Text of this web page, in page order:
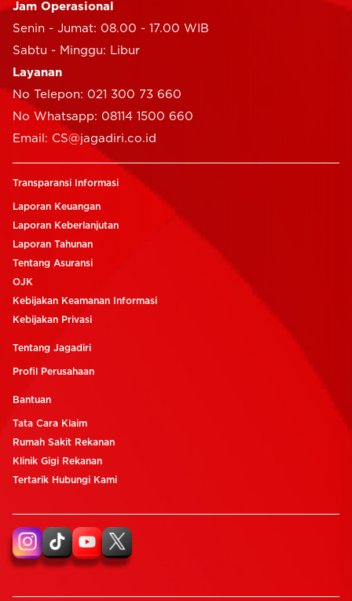
Jam Operasional
Senin - Jumat: 08.00 - 17.00 WIB
Sabtu - Minggu: Libur
Layanan
No Telepon: 021 300 73 660
No Whatsapp: 08114 1500 660
Email: CS@jagadiri.co.id
Transparansi Informasi
Laporan Keuangan
Laporan Keberlanjutan
Laporan Tahunan
Tentang Asuransi
OJK
Kebijakan Keamanan Informasi
Kebijakan Privasi
Tentang Jagadiri
Profil Perusahaan
Bantuan
Tata Cara Klaim
Rumah Sakit Rekanan
Klinik Gigi Rekanan
Tertarik Hubungi Kami